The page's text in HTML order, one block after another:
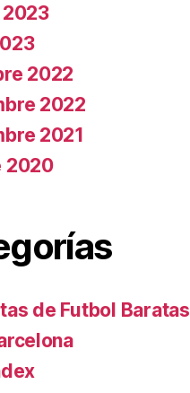
2022
2022
2021
2020
de Futbol Baratas